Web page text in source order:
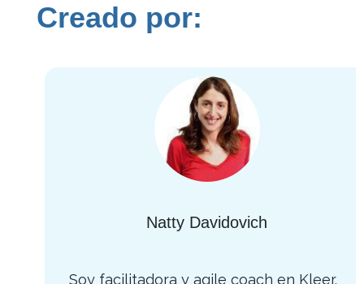
Creado por:
Natty Davidovich
Soy facilitadora y agile coach en Kleer.